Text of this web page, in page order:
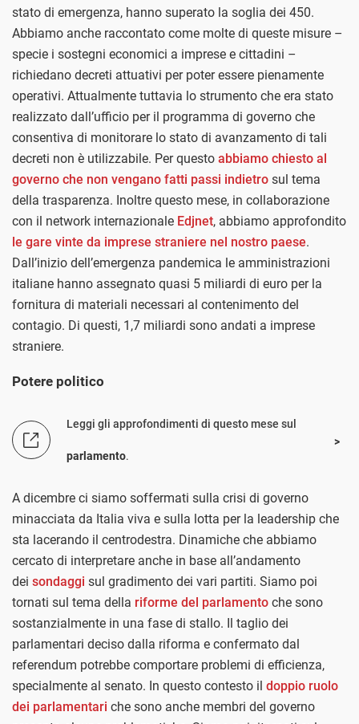
stato di emergenza, hanno superato la soglia dei 450.
Abbiamo anche raccontato come molte di queste misure –
specie i sostegni economici a imprese e cittadini –
richiedano decreti attuativi per poter essere pienamente
operativi. Attualmente tuttavia lo strumento che era stato
realizzato dall’ufficio per il programma di governo che
consentiva di monitorare lo stato di avanzamento di tali
decreti non è utilizzabile. Per questo abbiamo chiesto al
governo che non vengano fatti passi indietro sul tema
della trasparenza. Inoltre questo mese, in collaborazione
con il network internazionale Edjnet, abbiamo approfondito
le gare vinte da imprese straniere nel nostro paese.
Dall’inizio dell’emergenza pandemica le amministrazioni
italiane hanno assegnato quasi 5 miliardi di euro per la
fornitura di materiali necessari al contenimento del
contagio. Di questi, 1,7 miliardi sono andati a imprese
straniere.
Potere politico
Leggi gli approfondimenti di questo mese sul
parlamento.
A dicembre ci siamo soffermati sulla crisi di governo
minacciata da Italia viva e sulla lotta per la leadership che
sta lacerando il centrodestra. Dinamiche che abbiamo
cercato di interpretare anche in base all’andamento
dei sondaggi sul gradimento dei vari partiti. Siamo poi
tornati sul tema della riforme del parlamento che sono
sostanzialmente in una fase di stallo. Il taglio dei
parlamentari deciso dalla riforma e confermato dal
referendum potrebbe comportare problemi di efficienza,
specialmente al senato. In questo contesto il doppio ruolo
dei parlamentari che sono anche membri del governo